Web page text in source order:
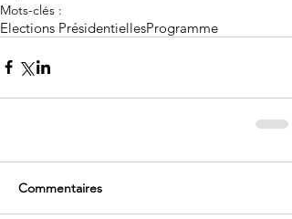
Mots-clés :
Elections PrésidentiellesProgramme
Commentaires